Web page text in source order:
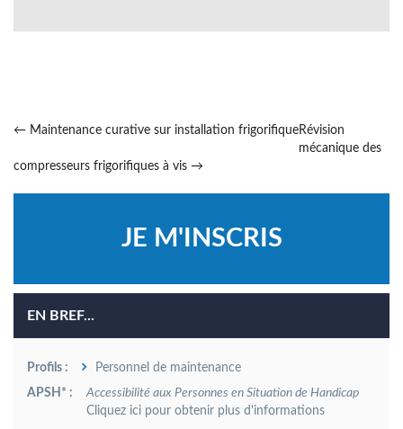
← Maintenance curative sur installation frigorifiqueRévision
mécanique des
compresseurs frigorifiques à vis →
EN BREF...
Profils :
Personnel de maintenance
APSH* :
Accessibilité aux Personnes en Situation de Handicap
Cliquez ici pour obtenir plus d'informations